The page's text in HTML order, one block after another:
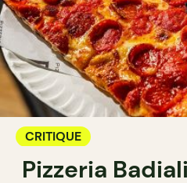
CRITIQUE
Pizzeria